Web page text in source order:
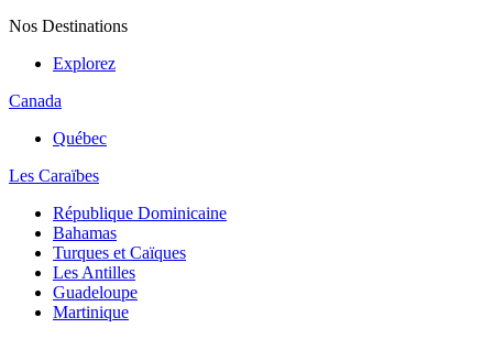
Nos Destinations
Explorez
Canada
Québec
Les Caraïbes
République Dominicaine
Bahamas
Turques et Caïques
Les Antilles
Guadeloupe
Martinique